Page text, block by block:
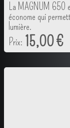
La MAGNUM 650
économe qui
lumière.
Prix: 15,00 €